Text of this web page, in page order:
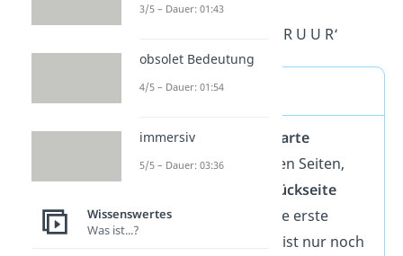
R U R‘ U R U U R‘
Sonderfälle
Wennzwei benachbarte
Kantensteine
zu ihren Seiten,
Rückseite
passen, drehst du die erste
Ebene einmal. Dann ist nur noch
3/5 – Dauer: 01:43
obsolet Bedeutung
4/5 – Dauer: 01:54
immersiv
5/5 – Dauer: 03:36
Wissenswertes
Was ist...?